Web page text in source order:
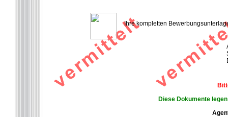
Ihre kompletten
Diese Dokumente